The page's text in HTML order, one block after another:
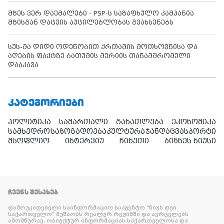
მზეს ვერ დაემალები - PSP-ს საზაფხულო კამპანია
მზისგან დაცვის აუცილებლობას გვახსენებს
სუს-მა დიდი ოდენობით ქრთამის მოთხოვნისა და
აღების ფაქტზე ბათუმის მერიის თანამშრომელი
დააკავა
ᲙᲐᲢᲔᲒᲝᲠᲘᲔᲑᲘ
პოლიტიკა სამართალი განათლება
ეკონომიკა
სამხედროსაზოგადოებაკულტურაჯანდაცვასპორტი
მსოფლიო
ინტერვიუ ჩინეთი ბიზნეს ნიუსი
ᲩᲕᲔᲜᲡ ᲨᲔᲡᲐᲮᲔᲑ
დამოუკიდებელი საინფორმაციო სააგენტო “ნიუს დეი
საქართველო” მუშაობს რეალურ რეჟიმში და ავრცელებს
ამომწურავ, ობიექტურ ინფორმაციას საქართველოსა და